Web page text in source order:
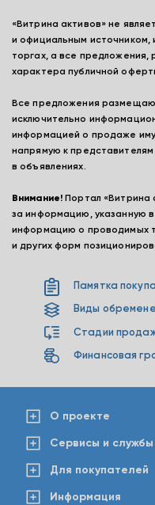
«Витрина активов» не
и официальным
торгах, а все
характера публичной
Все предложения
исключительно
информацией о продаже
напрямую к представителям
в объявлениях.
Внимание! Портал «Витрина
за информацию, указанную
информацию о проводимых
и других форм
Памятка
Виды
Стадии
Финансовая
О проекте
Сервисы и службы
Для покупателей
Информация